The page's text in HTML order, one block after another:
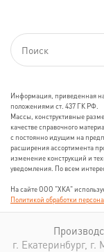
Информация, приведенная
положениями ст. 437 ГК РФ.
Массы, конструктивные
качестве справочного
с постоянно идущим на
расширения ассортимента
изменение конструкций и
уведомления. По всем
На сайте ООО "ХКА"
Политикой обработки
г. Екатеринбург,